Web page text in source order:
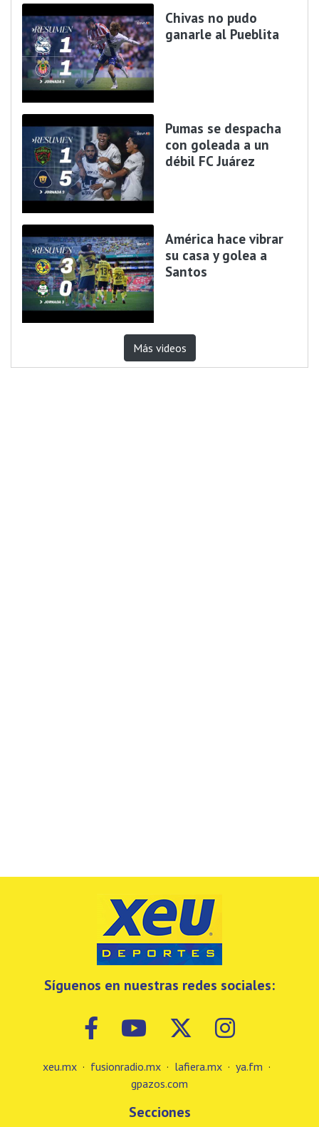
Chivas no pudo
ganarle al Pueblita
Pumas se despacha
con goleada a un
débil FC Juárez
América hace vibrar
su casa y golea a
Santos
Más videos
Síguenos en nuestras redes sociales:
xeu.mx · fusionradio.mx · lafiera.mx · ya.fm ·
gpazos.com
Secciones